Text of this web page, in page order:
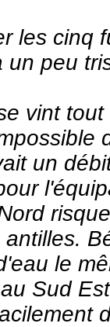
les cinq
peu
vint
un
le
Sud